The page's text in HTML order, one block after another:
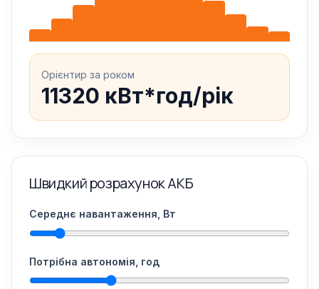
Орієнтир за роком
11320 кВт*год/рік
Швидкий розрахунок АКБ
Середнє навантаження, Вт
Потрібна автономія, год